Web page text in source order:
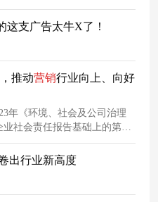
选活动。本年度评选工作，
。
这支广告太牛X了！
推动营销行业向上、向好
年《环境、社会及公司治理
社会责任报告基础上的第1
建向上向好的可持续营销生
技术、新场景，以ESG为引
伴共建一个向上向好的可持
出行业新高度